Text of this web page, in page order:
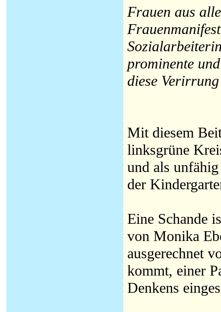
Frauen aus
prominente
diese
Mit diesem
linksgrüne
und als
der
Eine Schande
von Monika
ausgerechnet
kommt, einer
Denkens